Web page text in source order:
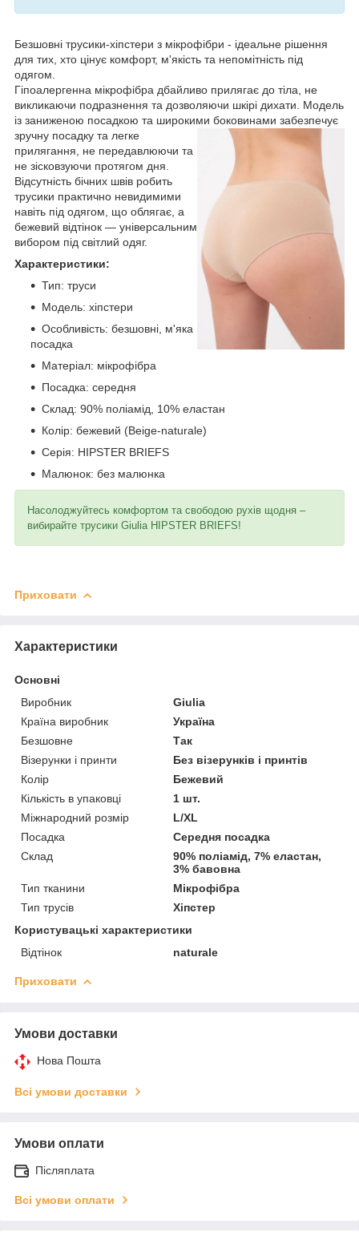
Безшовні трусики-хіпстери з мікрофібри - ідеальне рішення
для тих, хто цінує комфорт, м'якість та непомітність під
одягом.
Гіпоалергенна мікрофібра дбайливо прилягає до тіла, не
викликаючи подразнення та дозволяючи шкірі дихати. Модель
із заниженою посадкою та широкими боковинами забезпечує
зручну посадку та легке
прилягання, не передавлюючи та
не зісковзуючи протягом дня.
Відсутність бічних швів робить
трусики практично невидимими
навіть під одягом, що облягає, а
бежевий відтінок — універсальним
вибором під світлий одяг.
Характеристики:
Тип: труси
Модель: хіпстери
Особливість: безшовні, м'яка
посадка
Матеріал: мікрофібра
Посадка: середня
Склад: 90% поліамід, 10% еластан
Колір: бежевий (Beige-naturale)
Серія: HIPSTER BRIEFS
Малюнок: без малюнка
Насолоджуйтесь комфортом та свободою рухів щодня –
вибирайте трусики Giulia HIPSTER BRIEFS!
Приховати
Характеристики
Основні
Виробник
Giulia
Країна виробник
Україна
Безшовне
Так
Візерунки і принти
Без візерунків і принтів
Колір
Бежевий
Кількість в упаковці
1 шт.
Міжнародний розмір
L/XL
Посадка
Середня посадка
Склад
90% поліамід, 7% еластан,
3% бавовна
Тип тканини
Мікрофібра
Тип трусів
Хіпстер
Користувацькі характеристики
Відтінок
naturale
Приховати
Умови доставки
Нова Пошта
Всі умови доставки
Умови оплати
Післяплата
Всі умови оплати